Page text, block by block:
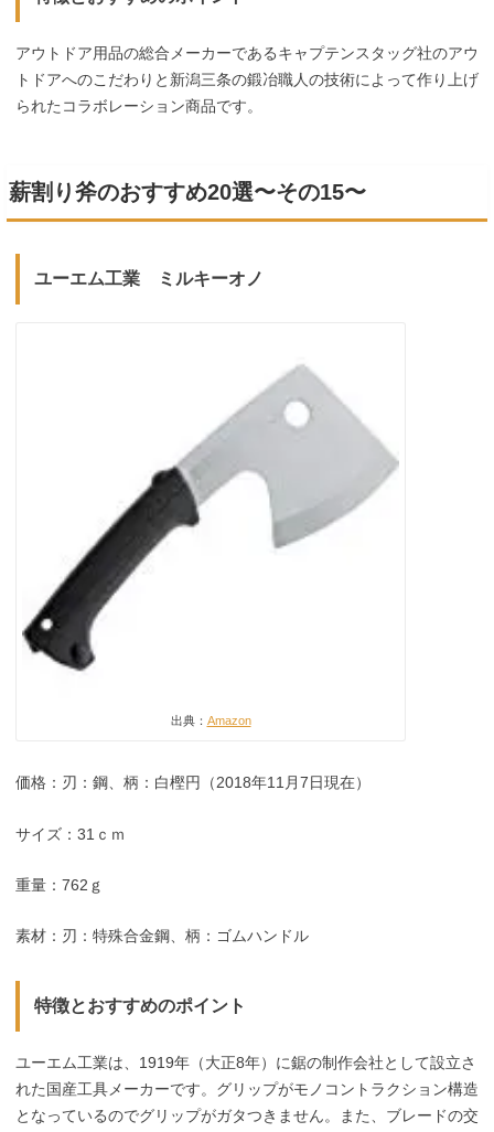
アウトドア用品の総合メーカーであるキャプテンスタッグ社のアウ
トドアへのこだわりと新潟三条の鍛冶職人の技術によって作り上げ
られたコラボレーション商品です。
薪割り斧のおすすめ20選〜その15〜
ユーエム工業 ミルキーオノ
出典： Amazon
価格：刃：鋼、柄：白樫円（2018年11月7日現在）
サイズ：31ｃｍ
重量：762ｇ
素材：刃：特殊合金鋼、柄：ゴムハンドル
特徴とおすすめのポイント
ユーエム工業は、1919年（大正8年）に鋸の制作会社として設立さ
れた国産工具メーカーです。グリップがモノコントラクション構造
となっているのでグリップがガタつきません。また、ブレードの交